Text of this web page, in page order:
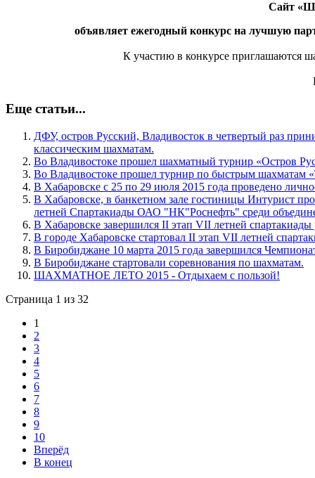
Сайт
объявляет ежегодный конкурс на лучшую
К участию в конкурсе приглашаются
Еще статьи...
ДФУ, остров Русский, Владивосток в четвертый раз
классическим шахматам.
Во Владивостоке прошел шахматный турнир «Остров
Во Владивостоке прошел турнир по быстрым шахматам
В Хабаровске с 25 по 29 июля 2015 года проведено
В Хабаровске, в банкетном зале гостиницы Интурист
летней Спартакиады ОАО "НК"Роснефть" среди
В Хабаровске завершился II этап VII летней
В городе Хабаровске стартовал II этап VII летней
В Биробиджане 10 марта 2015 года завершился
В Биробиджане стартовали соревнования по шахматам.
ШАХМАТНОЕ ЛЕТО 2015 - Отдыхаем с пользой!
Страница 1 из 32
1
2
3
4
5
6
7
8
9
10
Вперёд
В конец